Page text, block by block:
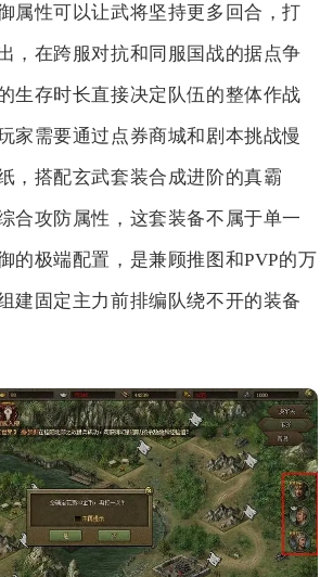
属性可以让武将坚持更多回合，打
，在跨服对抗和同服国战的据点争
生存时长直接决定队伍的整体作战
家需要通过点券商城和剧本挑战慢
，搭配玄武套装合成进阶的真霸
合攻防属性，这套装备不属于单一
的极端配置，是兼顾推图和PVP的万
建固定主力前排编队绕不开的装备